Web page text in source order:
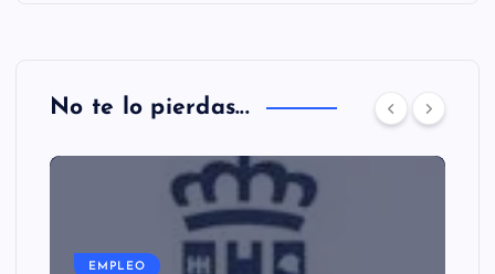
No te lo pierdas...
EMPLEO